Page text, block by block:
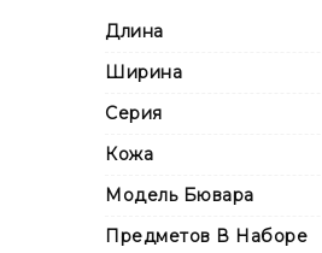
Длина
Ширина
Серия
Кожа
Модель Бювара
Предметов В Наборе